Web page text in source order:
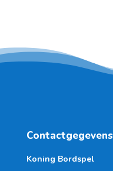
Contactgegevens
Koning Bordspel